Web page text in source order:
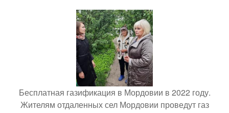
Бесплатная газификация в Мордовии в 2022 году.
Жителям отдаленных сел Мордовии проведут газ